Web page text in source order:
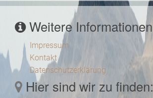
Weitere Informationen
Impressum
Kontakt
Datenschutzerklärung
Hier sind wir zu finden: